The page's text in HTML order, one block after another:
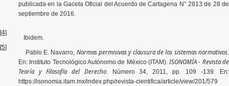
publicada en la Gaceta Oficial del Acuerdo de Cartagena N° 2813 de 28 de
septiembre de 2016.
[4]
Ibidem.
[5]
Pablo E. Navarro, Normas permisivas y clausura de los sistemas normativos.
En: Instituto Tecnológico Autónomo de México (ITAM).ISONOMÍA - Revista de
Teoría y Filosofía del Derecho. Número 34, 2011, pp. 109 -139. En:
https://isonomia.itam.mx/index.php/revista-cientifica/article/view/201/579